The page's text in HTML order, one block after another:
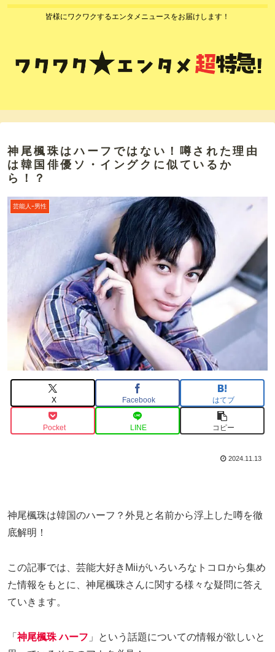
皆様にワクワクするエンタメニュースをお届けします！
神尾楓珠はハーフではない！噂された理由
は韓国俳優ソ・イングクに似ているか
ら！？
芸能人ｰ男性
X Facebook はてブ
Pocket LINE コピー
2024.11.13
神尾楓珠は韓国のハーフ？外見と名前から浮上した噂を徹
底解明！
この記事では、芸能大好きMiiがいろいろなトコロから集め
た情報をもとに、神尾楓珠さんに関する様々な疑問に答え
ていきます。
「神尾楓珠 ハーフ 」という話題についての情報が欲しいと